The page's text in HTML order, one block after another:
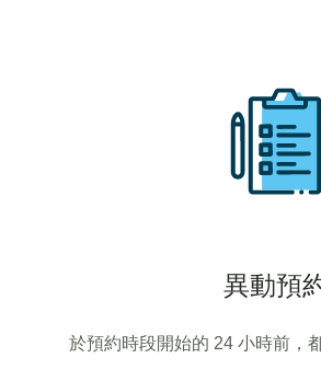
異動預
於預約時段開始的 24 小時前，